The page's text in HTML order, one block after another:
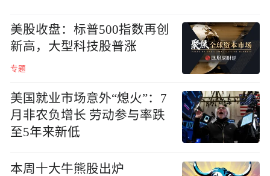
美股收盘：标普500指数再创
新高，大型科技股普涨
专题
美国就业市场意外“熄火”：7
月非农负增长 劳动参与率跌
至5年来新低
本周十大牛熊股出炉